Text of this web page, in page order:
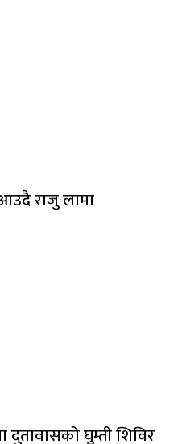
राजु लामा
घुम्ती शिविर